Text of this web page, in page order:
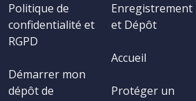
Politique de
confidentialité et
RGPD
Démarrer mon
dépôt de
Enregistrement
et Dépôt
Accueil
Protéger un